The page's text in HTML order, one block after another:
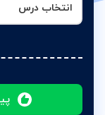
انتخاب درس